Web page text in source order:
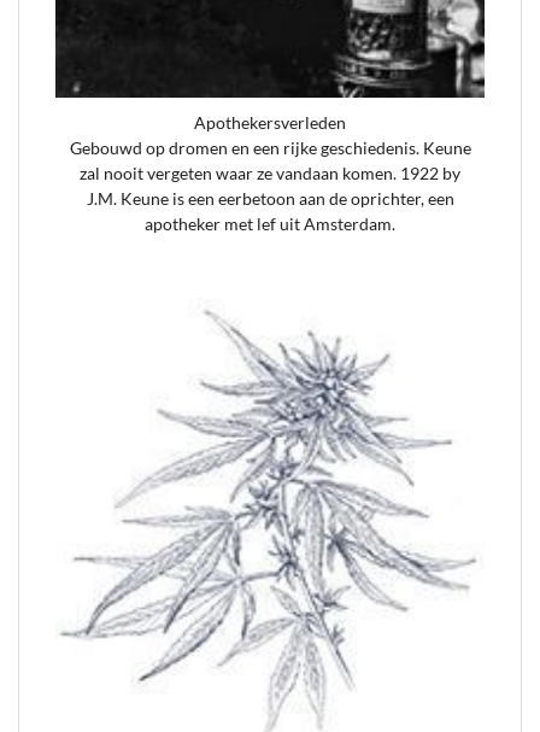
Apothekersverleden
Gebouwd op dromen en een rijke geschiedenis. Keune
zal nooit vergeten waar ze vandaan komen. 1922 by
J.M. Keune is een eerbetoon aan de oprichter, een
apotheker met lef uit Amsterdam.